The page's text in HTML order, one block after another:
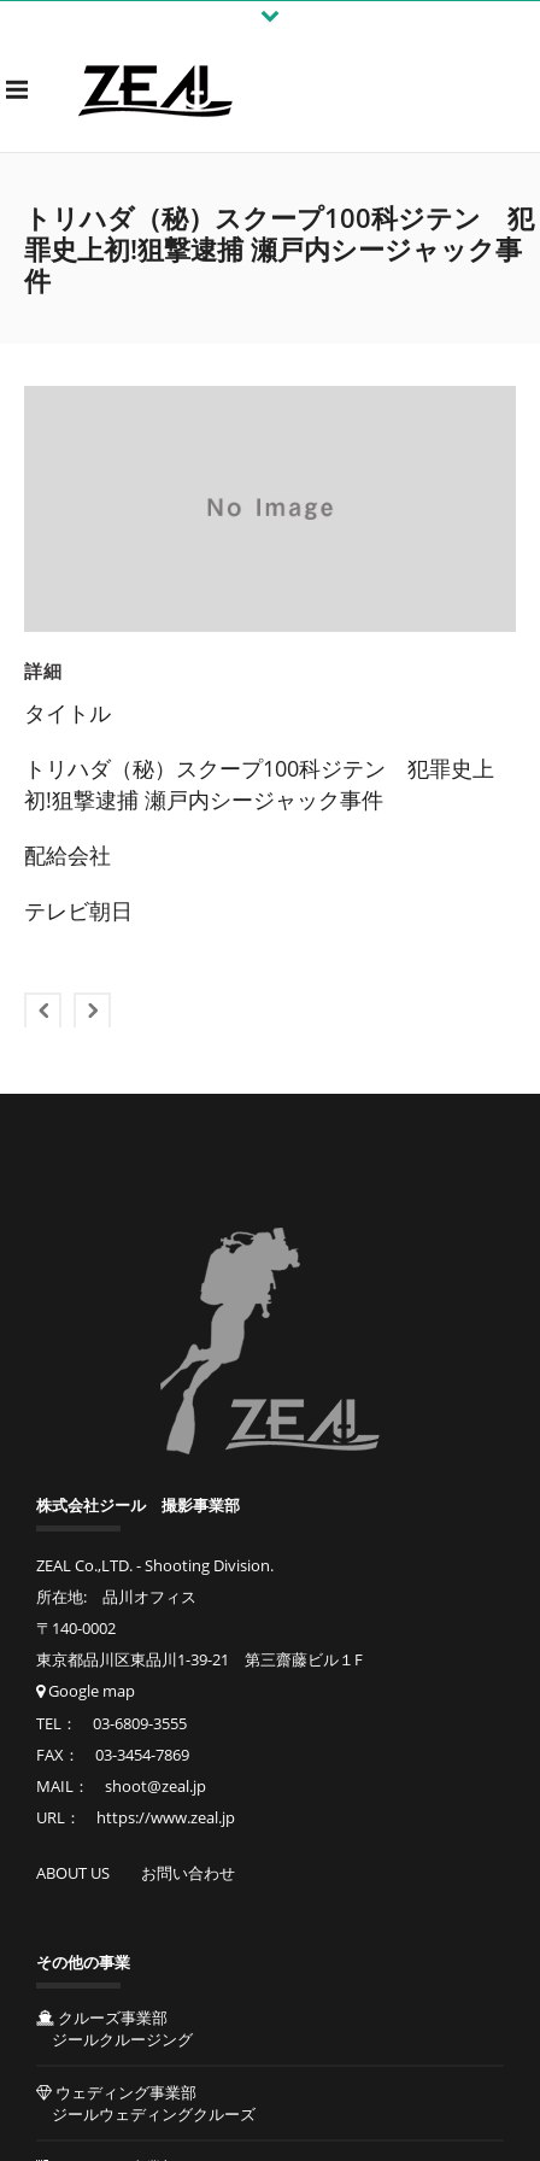
トリハダ（秘）スクープ100科ジテン 犯
罪史上初!狙撃逮捕 瀬戸内シージャック事
件
詳細
タイトル
トリハダ（秘）スクープ100科ジテン 犯罪史上
初!狙撃逮捕 瀬戸内シージャック事件
配給会社
テレビ朝日
株式会社ジール 撮影事業部
ZEAL Co.,LTD. - Shooting Division.
所在地: 品川オフィス
〒140-0002
東京都品川区東品川1-39-21 第三齋藤ビル１F
Google map
TEL： 03-6809-3555
FAX： 03-3454-7869
MAIL： shoot@zeal.jp
URL： https://www.zeal.jp
ABOUT US お問い合わせ
その他の事業
クルーズ事業部
ジールクルージング
ウェディング事業部
ジールウェディングクルーズ